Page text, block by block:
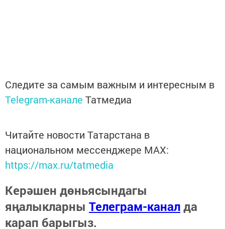
Следите за самым важным и интересным в
Telegram-канале Татмедиа
Читайте новости Татарстана в
национальном мессенджере MАХ:
https://max.ru/tatmedia
Керәшен дөньясындагы
яңалыкларны Телеграм-каналда
карап барыгыз.